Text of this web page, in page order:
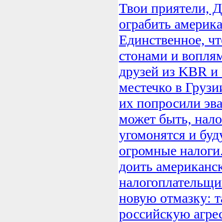
Твои приятели,
ограбить
Единственное,
стонами и
друзей из KBR
местечко в
их попросили
может быть,
угомонятся и
огромные
доить
новую отмазку:
российскую